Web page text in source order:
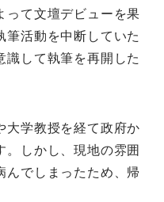
って文壇デビューを果
筆活動を中断していた
識して執筆を再開した
大学教授を経て政府か
。しかし、現地の雰囲
んでしまったため、帰